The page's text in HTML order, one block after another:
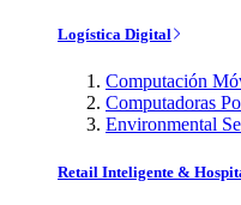
Logística Digital
Computación
Computadoras
Environmental
Retail Inteligente &